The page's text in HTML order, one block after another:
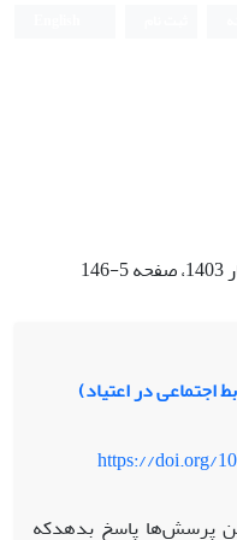
در اعتیاد)
https://doi.org/
پرسش‌ها پاسخ بدهدکه